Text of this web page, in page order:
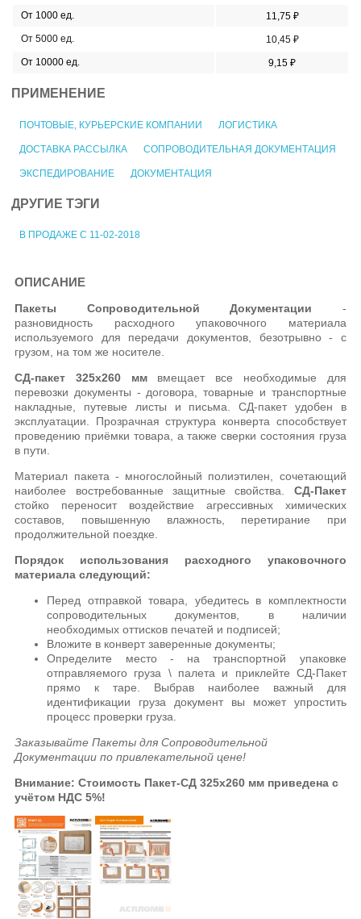
От 1000 ед.
11,75 ₽
От 5000 ед.
10,45 ₽
От 10000 ед.
9,15 ₽
ПРИМЕНЕНИЕ
ПОЧТОВЫЕ, КУРЬЕРСКИЕ КОМПАНИИ ЛОГИСТИКА
ДОСТАВКА РАССЫЛКА СОПРОВОДИТЕЛЬНАЯ ДОКУМЕНТАЦИЯ
ЭКСПЕДИРОВАНИЕ ДОКУМЕНТАЦИЯ
ДРУГИЕ ТЭГИ
В ПРОДАЖЕ С 11-02-2018
ОПИСАНИЕ
Пакеты Сопроводительной Документации -
разновидность расходного упаковочного материала
используемого для передачи документов, безотрывно - с
грузом, на том же носителе.
СД-пакет
325x260 ммвмещает все необходимые для
перевозки документы - договора, товарные и транспортные
накладные, путевые листы и письма. СД-пакет удобен в
эксплуатации. Прозрачная структура конверта способствует
проведению приёмки товара, а также сверки состояния груза
в пути.
Материал пакета - многослойный полиэтилен, сочетающий
наиболее востребованные защитные свойства. СД-Пакет
стойко переносит воздействие агрессивных химических
составов, повышенную влажность, перетирание при
продолжительной поездке.
Порядок использования расходного упаковочного
материала следующий:
Перед отправкой товара, убедитесь в комплектности
сопроводительных документов, в наличии
необходимых оттисков печатей и подписей;
Вложите в конверт заверенные документы;
Определите место - на транспортной упаковке
отправляемого груза \ палета и приклейте СД-Пакет
прямо к таре. Выбрав наиболее важный для
идентификации груза документ вы может упростить
процесс проверки груза.
Заказывайте Пакеты для Сопроводительной
Документации по привлекательной цене!
Внимание: Стоимость Пакет-СД 325х260 мм приведена с
учётом НДС 5%!